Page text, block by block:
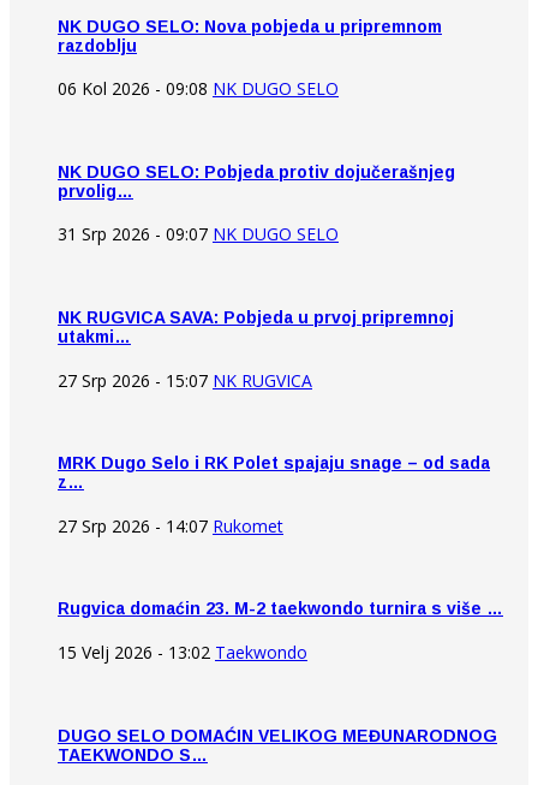
NK DUGO SELO: Nova pobjeda u pripremnom
razdoblju
06 Kol 2026 - 09:08 NK DUGO SELO
NK DUGO SELO: Pobjeda protiv dojučerašnjeg
prvolig…
31 Srp 2026 - 09:07 NK DUGO SELO
NK RUGVICA SAVA: Pobjeda u prvoj pripremnoj
utakmi…
27 Srp 2026 - 15:07 NK RUGVICA
MRK Dugo Selo i RK Polet spajaju snage – od sada
z…
27 Srp 2026 - 14:07 Rukomet
Rugvica domaćin 23. M-2 taekwondo turnira s više …
15 Velj 2026 - 13:02 Taekwondo
DUGO SELO DOMAĆIN VELIKOG MEĐUNARODNOG
TAEKWONDO S…